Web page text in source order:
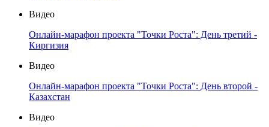
Видео
Онлайн-марафон проекта "Точки Роста": День третий -
Киргизия
Видео
Онлайн-марафон проекта "Точки Роста": День второй -
Казахстан
Видео